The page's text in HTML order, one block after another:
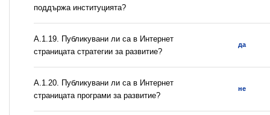
поддържа институцията?
А.1.19. Публикувани ли са в Интернет
страницата стратегии за развитие?
да
А.1.20. Публикувани ли са в Интернет
страницата програми за развитие?
не